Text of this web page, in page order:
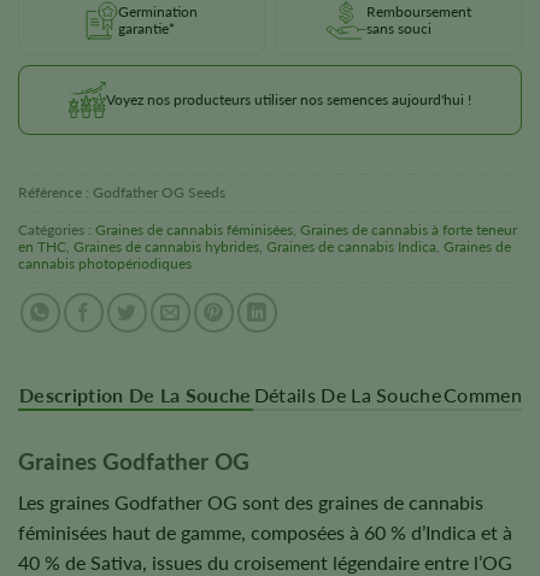
Germination
garantie*
Remboursement
sans souci
Voyez nos producteurs utiliser nos semences aujourd'hui !
Référence : Godfather OG Seeds
Catégories : Graines de cannabis féminisées Graines de cannabis à forte teneur
en THC Graines de cannabis hybrides Graines de cannabis Indica Graines de
cannabis photopériodiques
Description De La Souche Détails De La Souche
Graines Godfather OG
Les graines Godfather OG sont des graines de cannabis
féminisées haut de gamme, composées à 60 % d’Indica et à
40 % de Sativa, issues du croisement légendaire entre l’OG